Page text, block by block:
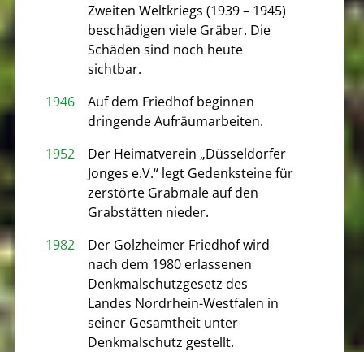
Zweiten Weltkriegs (1939 – 1945)
beschädigen viele Gräber. Die
Schäden sind noch heute
sichtbar.
1946
Auf dem Friedhof beginnen
dringende Aufräumarbeiten.
1952
Der Heimatverein „Düsseldorfer
Jonges e.V.“ legt Gedenksteine für
zerstörte Grabmale auf den
Grabstätten nieder.
1982
Der Golzheimer Friedhof wird
nach dem 1980 erlassenen
Denkmalschutzgesetz des
Landes Nordrhein-Westfalen in
seiner Gesamtheit unter
Denkmalschutz gestellt.